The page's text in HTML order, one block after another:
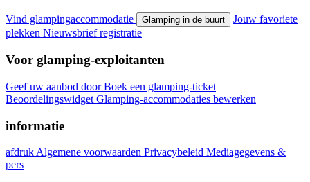
Vind glampingaccommodatie Glamping in de buurt
Jouw favoriete
plekken Nieuwsbrief registratie
Voor glamping-exploitanten
Geef uw aanbod doorBoek een glamping-ticket
Beoordelingswidget Glamping-accommodaties bewerken
informatie
afdruk Algemene voorwaarden Privacybeleid Mediagegevens &
pers